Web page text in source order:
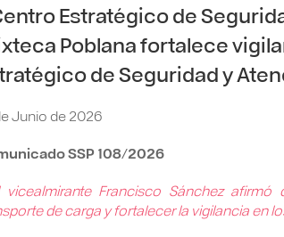
Estratégico de
Poblana fortalece
de Seguridad y
Junio de 2026
SSP 108/2026
vicealmirante Francisco Sánchez
de carga y fortalecer la vigilancia en